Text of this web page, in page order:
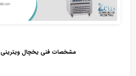
مشخصات فنی یخچال ویترینی 80 سانتی